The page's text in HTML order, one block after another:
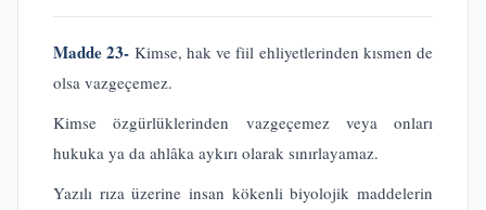
Madde 23- Kimse, hak ve fiil ehliyetlerinden kısmen de
olsa vazgeçemez.
Kimse özgürlüklerinden vazgeçemez veya onları
hukuka ya da ahlâka aykırı olarak sınırlayamaz.
Yazılı rıza üzerine insan kökenli biyolojik maddelerin